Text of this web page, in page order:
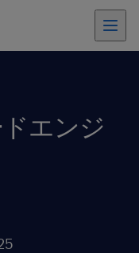
ドエンジ